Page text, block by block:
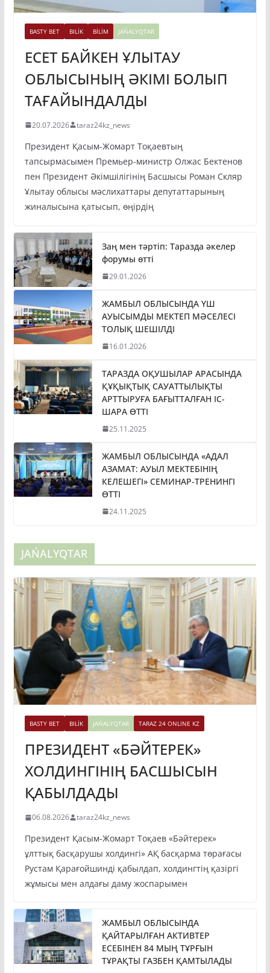
BASTY BET BILİK BİLİM JAŃALYQTAR
ЕСЕТ БАЙКЕН ҰЛЫТАУ
ОБЛЫСЫНЫҢ ӘКІМІ БОЛЫП
ТАҒАЙЫНДАЛДЫ
20.07.2026 taraz24kz_news
Президент Қасым-Жомарт Тоқаевтың
тапсырмасымен Премьер-министр Олжас Бектенов
пен Президент Әкімшілігінің Басшысы Роман Скляр
Ұлытау облысы мәслихаттары депутаттарының
жиналысына қатысып, өңірдің
Заң мен тәртіп: Таразда әкелер
форумы өтті
29.01.2026
ЖАМБЫЛ ОБЛЫСЫНДА ҮШ
АУЫСЫМДЫ МЕКТЕП МӘСЕЛЕСІ
ТОЛЫҚ ШЕШІЛДІ
16.01.2026
ТАРАЗДА ОҚУШЫЛАР АРАСЫНДА
ҚҰҚЫҚТЫҚ САУАТТЫЛЫҚТЫ
АРТТЫРУҒА БАҒЫТТАЛҒАН ІС-
ШАРА ӨТТІ
25.11.2025
ЖАМБЫЛ ОБЛЫСЫНДА «АДАЛ
АЗАМАТ: АУЫЛ МЕКТЕБІНІҢ
КЕЛЕШЕГІ» СЕМИНАР-ТРЕНИНГІ
ӨТТІ
24.11.2025
JAŃALYQTAR
BASTY BET BILİK JAŃALYQTAR TARAZ 24 ONLINE KZ
ПРЕЗИДЕНТ «БӘЙТЕРЕК»
ХОЛДИНГІНІҢ БАСШЫСЫН
ҚАБЫЛДАДЫ
06.08.2026 taraz24kz_news
Президент Қасым-Жомарт Тоқаев «Бәйтерек»
ұлттық басқарушы холдингі» АҚ басқарма төрағасы
Рустам Қарағойшинді қабылдап, холдингтің қазіргі
жұмысы мен алдағы даму жоспарымен
ЖАМБЫЛ ОБЛЫСЫНДА
ҚАЙТАРЫЛҒАН АКТИВТЕР
ЕСЕБІНЕН 84 МЫҢ ТҰРҒЫН
ТҰРАҚТЫ ГАЗБЕН ҚАМТЫЛАДЫ